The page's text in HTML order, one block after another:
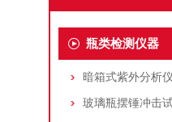
瓶类检测仪器
暗箱式紫外分析仪
玻璃瓶摆锤冲击